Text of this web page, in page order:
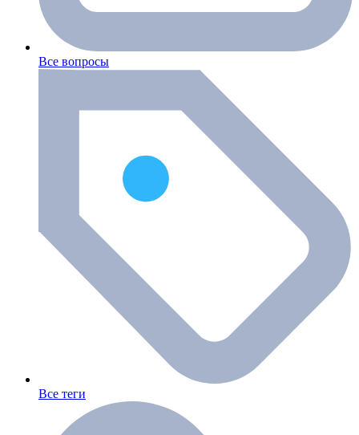
Все вопросы
Все теги